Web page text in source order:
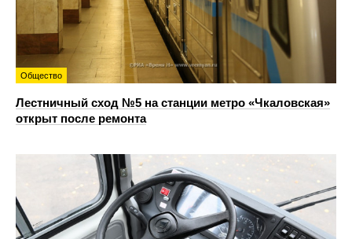
Общество
Лестничный сход №5 на станции метро «Чкаловская»
открыт после ремонта